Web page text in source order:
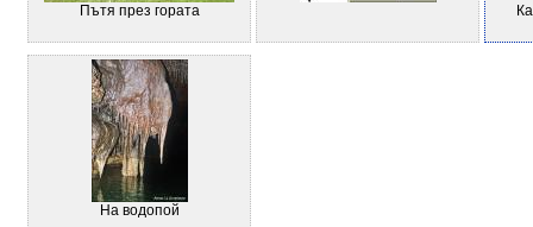
Пътя през гората
На водопой